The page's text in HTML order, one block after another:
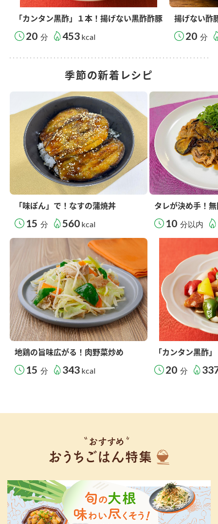
「カンタン黒酢」１本！揚げない黒酢酢豚
20 分 453 kcal
揚げない酢
20 分
季節の新着レシピ
「味ぽん」で！なすの蒲焼丼
15 分 560 kcal
タレが決め手！
10 分以内
地鶏の旨味広がる！肉野菜炒め
15 分 343 kcal
「カンタン黒酢
20 分